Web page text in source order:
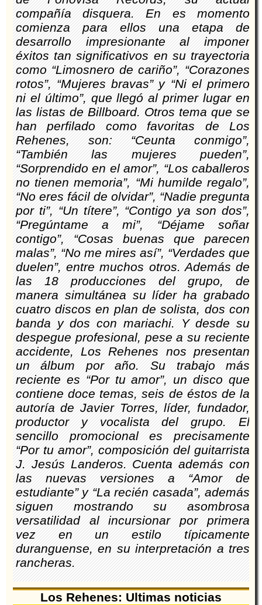
compañía disquera. En es momento
comienza para ellos una etapa de
desarrollo impresionante al imponer
éxitos tan significativos en su trayectoria
como “Limosnero de cariño”, “Corazones
rotos”, “Mujeres bravas” y “Ni el primero
ni el último”, que llegó al primer lugar en
las listas de Billboard. Otros tema que se
han perfilado como favoritas de Los
Rehenes, son: “Ceunta conmigo”,
“También las mujeres pueden”,
“Sorprendido en el amor”, “Los caballeros
no tienen memoria”, “Mi humilde regalo”,
“No eres fácil de olvidar”, “Nadie pregunta
por ti”, “Un títere”, “Contigo ya son dos”,
“Pregúntame a mi”, “Déjame soñar
contigo”, “Cosas buenas que parecen
malas”, “No me mires así”, “Verdades que
duelen”, entre muchos otros. Además de
las 18 producciones del grupo, de
manera simultánea su líder ha grabado
cuatro discos en plan de solista, dos con
banda y dos con mariachi. Y desde su
despegue profesional, pese a su reciente
accidente, Los Rehenes nos presentan
un álbum por año. Su trabajo más
reciente es “Por tu amor”, un disco que
contiene doce temas, seis de éstos de la
autoría de Javier Torres, líder, fundador,
productor y vocalista del grupo. El
sencillo promocional es precisamente
“Por tu amor”, composición del guitarrista
J. Jesús Landeros. Cuenta además con
las nuevas versiones a “Amor de
estudiante” y “La recién casada”, además
siguen mostrando su asombrosa
versatilidad al incursionar por primera
vez en un estilo típicamente
duranguense, en su interpretación a tres
rancheras.
Los Rehenes: Ultimas noticias